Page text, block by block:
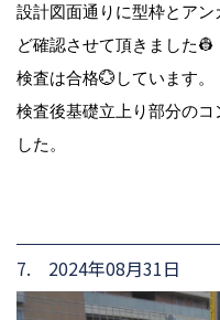
設計図面通りに型枠とア
ど確認させて頂きました👷
検査は合格💮しています。
検査後基礎立上り部分の
した。
7. 2024年08月31日